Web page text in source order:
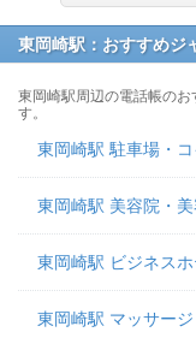
東岡崎駅：おすすめジ
東岡崎駅周辺の電話帳の
す。
東岡崎駅 駐車場・
東岡崎駅 美容院・
東岡崎駅 ビジネス
東岡崎駅 マッサー